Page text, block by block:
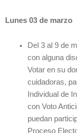
Lunes 03 de marzo
Del 3 al 9 de
con alguna
Votar en su
cuidadoras,
Individual de
con Voto
puedan
Proceso